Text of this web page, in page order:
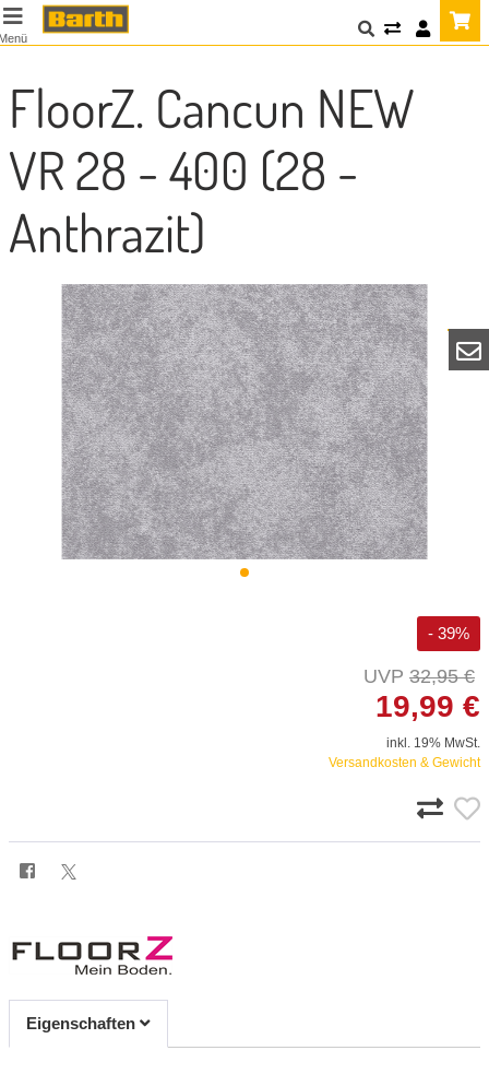
FloorZ. Cancun NEW
VR 28 - 400 (28 -
Anthrazit)
- 39%
32,95 €
19,99 €
inkl. 19% MwSt.
Versandkosten & Gewicht
Eigenschaften